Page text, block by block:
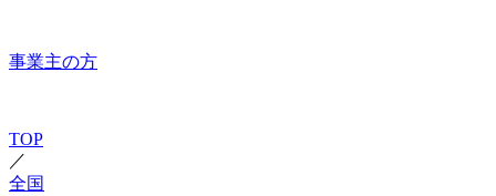
事業主の方
TOP
／
全国